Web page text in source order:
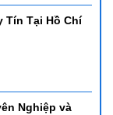
Tín Tại Hồ Chí
Nghiệp và